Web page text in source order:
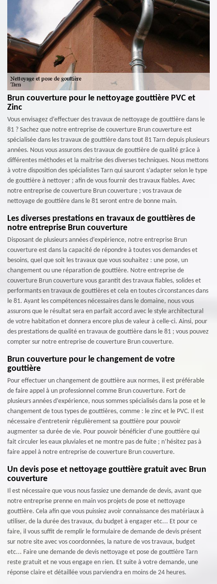
Brun couverture pour le nettoyage gouttière PVC et
Zinc
Vous envisagez d’effectuer des travaux de nettoyage de gouttière dans le
81 ? Sachez que notre entreprise de couverture Brun couverture est
spécialisée dans les travaux de gouttière dans tout 81 Tarn depuis plusieurs
années. Nous vous assurons des travaux de gouttière de qualité grâce à
différentes méthodes et la maitrise des diverses techniques. Nous mettons
à votre disposition des spécialistes Tarn qui sauront s’adapter selon le type
de gouttière à nettoyer ; afin de vous fournir des travaux fiables. Avec
notre entreprise de couverture Brun couverture ; vos travaux de
nettoyage de gouttière dans le 81 seront entre de bonne main.
Les diverses prestations en travaux de gouttières de
notre entreprise Brun couverture
Disposant de plusieurs années d’expérience, notre entreprise Brun
couverture est dans la capacité de répondre à toutes vos demandes et
besoins, quel que soit les travaux que vous souhaitez : une pose, un
changement ou une réparation de gouttière. Notre entreprise de
couverture Brun couverture vous garantit des travaux fiables, solides et
performants en travaux de gouttières et cela en toutes circonstances dans
le 81. Ayant les compétences nécessaires dans le domaine, nous vous
assurons que le résultat sera en parfait accord avec le style architectural
de votre habitation et donnera encore plus de valeur à celle-ci. Ainsi, pour
des prestations de qualité en travaux de gouttière dans le 81 ; vous pouvez
compter sur notre entreprise de couverture Brun couverture.
Brun couverture pour le changement de votre
gouttière
Pour effectuer un changement de gouttière aux normes, il est préférable
de faire appel à un professionnel comme Brun couverture. Fort de
plusieurs années d’expérience, nous sommes spécialisés dans la pose et le
changement de tous types de gouttières, comme : le zinc et le PVC. Il est
nécessaire d’entretenir régulièrement sa gouttière pour pouvoir
augmenter sa durée de vie. Pour pouvoir bénéficier d’une gouttière qui
fait circuler les eaux pluviales et ne montre pas de fuite ; n’hésitez pas à
faire appel à notre entreprise de couverture Brun couverture.
Un devis pose et nettoyage gouttière gratuit avec Brun
couverture
Il est nécessaire que vous nous fassiez une demande de devis, avant que
notre entreprise prenne en main vos projets de pose et nettoyage
gouttière. Cela afin que vous puissiez avoir connaissance des matériaux à
utiliser, de la durée des travaux, du budget à engager etc... Et pour ce
faire, il vous suffit de remplir le formulaire de demande de devis présent
sur notre site avec vos coordonnées, la nature de vos travaux, budget
etc... Faire une demande de devis nettoyage et pose de gouttière Tarn
reste gratuit et ne vous engage en rien. Et suite à votre demande, une
réponse claire et détaillée vous parviendra en moins de 24 heures.